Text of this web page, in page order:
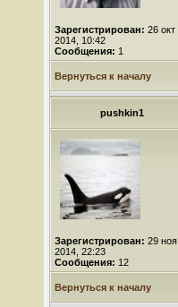
Зарегистрирован: 26 окт
2014, 10:42
Сообщения: 1
Вернуться к началу
pushkin1
Зарегистрирован: 29 ноя
2014, 22:23
Сообщения: 12
Вернуться к началу